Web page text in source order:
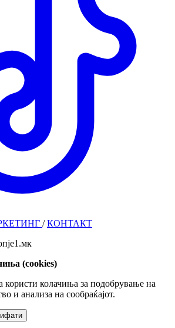
/КОНТАКТ
(cookies)
користи колачиња за подобрување на
и анализа на сообраќајот.